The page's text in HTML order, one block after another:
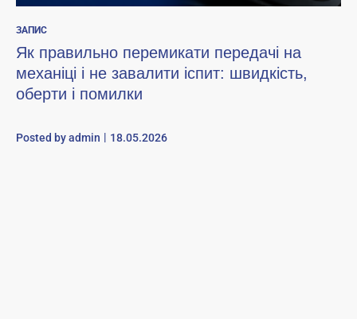
ЗАПИС
Як правильно перемикати передачі на
механіці і не завалити іспит: швидкість,
оберти і помилки
Posted byadmin 18.05.2026